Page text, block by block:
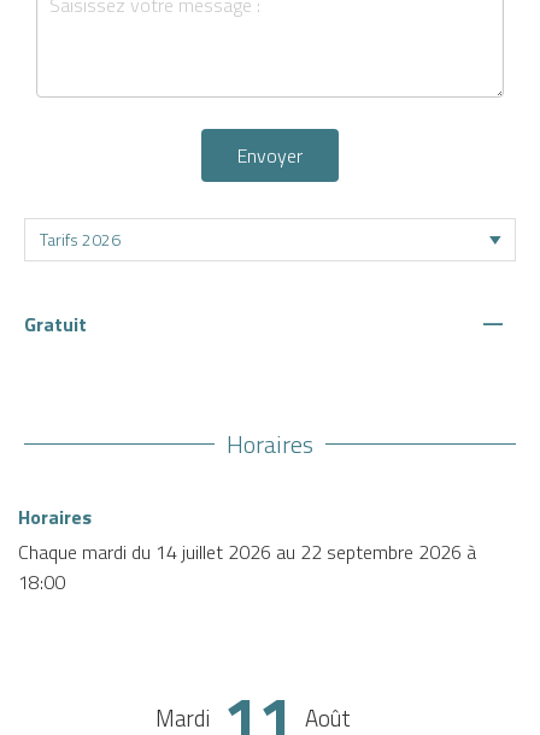
Envoyer
Gratuit —
Horaires
Horaires
Chaque mardi du 14 juillet 2026 au 22 septembre 2026 à
18:00
Mardi Août